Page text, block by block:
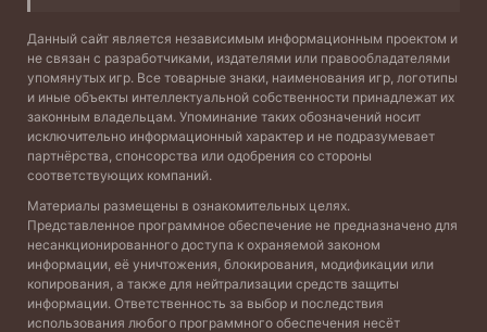
Данный сайт является независимым информационным проектом и
не связан с разработчиками, издателями или правообладателями
упомянутых игр. Все товарные знаки, наименования игр, логотипы
и иные объекты интеллектуальной собственности принадлежат их
законным владельцам. Упоминание таких обозначений носит
исключительно информационный характер и не подразумевает
партнёрства, спонсорства или одобрения со стороны
соответствующих компаний.
Материалы размещены в ознакомительных целях.
Представленное программное обеспечение не предназначено для
несанкционированного доступа к охраняемой законом
информации, её уничтожения, блокирования, модификации или
копирования, а также для нейтрализации средств защиты
информации. Ответственность за выбор и последствия
использования любого программного обеспечения несёт